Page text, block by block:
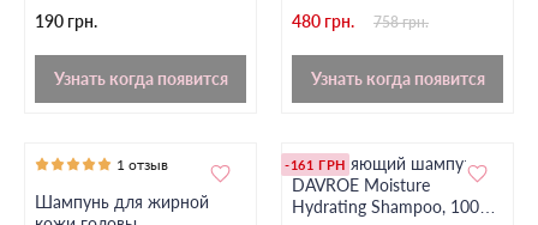
190 грн.
Узнать когда появится
480 грн. 758 грн.
Узнать когда появится
1 отзыв
Шампунь для жирной
-161 ГРН
Увлажняющий шампунь
DAVROE Moisture
Hydrating Shampoo, 100